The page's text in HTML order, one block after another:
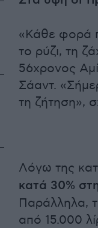
«Κάθε φορά
το ρύζι, τη
56χρονος
Σάαντ.
τη ζήτηση»,
Λόγω της
κατά 30%
Παράλληλα,
από 15.000